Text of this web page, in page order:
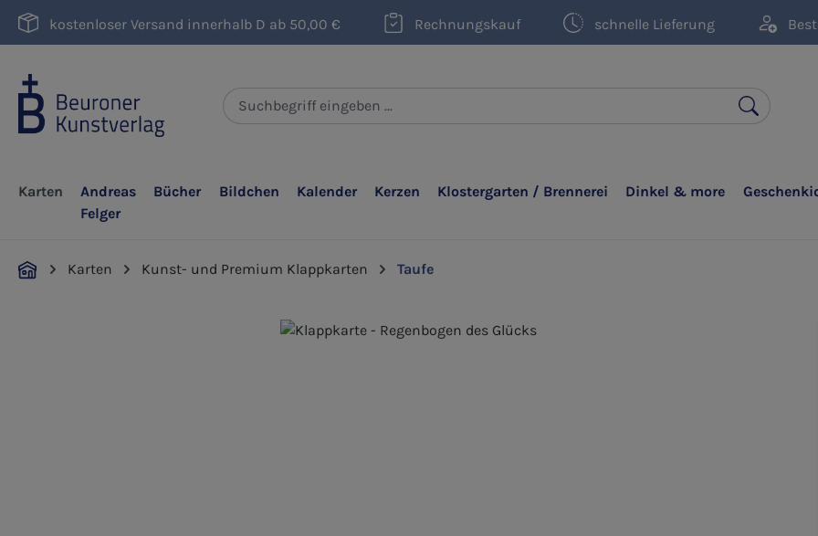
Hauptinhalt springen
Zur Suche springen
Zur Hauptnavigation springen
kostenloser Versand innerhalb D ab 50,00 € Rechnungskauf schnelle Lieferung
Karten
Andreas
Felger
Bücher Bildchen Kalender Kerzen Klostergarten / Brennerei Dinkel & more
Karten Kunst- und Premium Klappkarten Taufe